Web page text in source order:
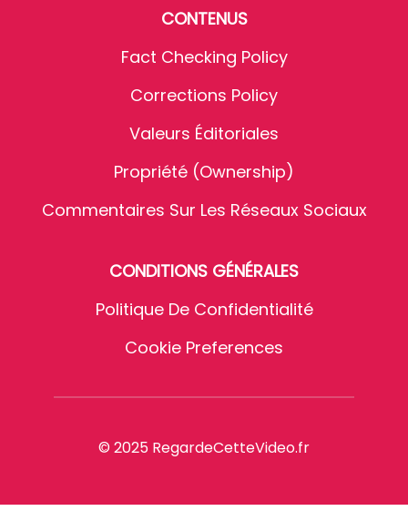
CONTENUS
Fact Checking Policy
Corrections Policy
Valeurs Éditoriales
Propriété (Ownership)
Commentaires Sur Les Réseaux Sociaux
CONDITIONS GÉNÉRALES
Politique De Confidentialité
Cookie Preferences
© 2025 RegardeCetteVideo.fr